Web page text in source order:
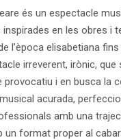
és un espectacle
en les obres i
l’època elisabetiana
irreverent, irònic, que
provocatiu i en busca la
acurada,
amb una
un format proper al